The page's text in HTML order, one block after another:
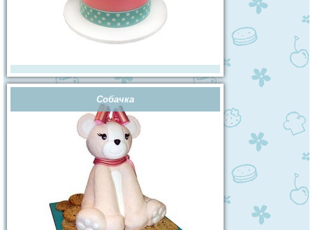
Собачка